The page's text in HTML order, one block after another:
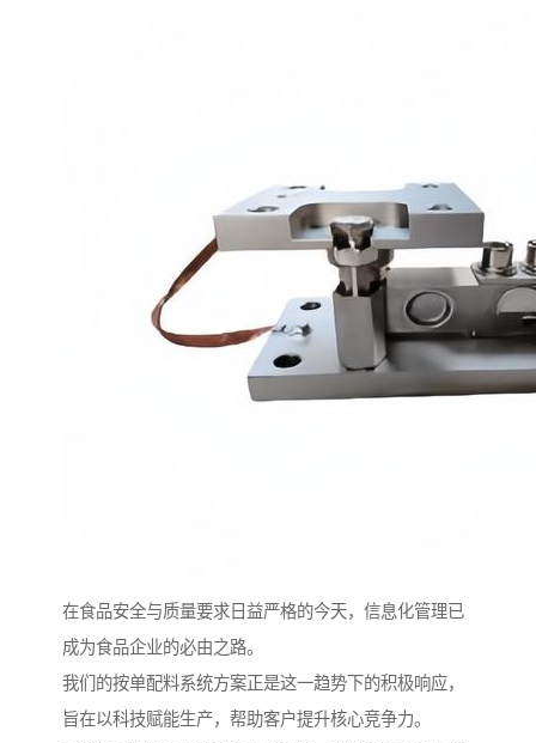
在食品安全与质量要求日益严格的今天，信息化管理已
成为食品企业的必由之路。
我们的按单配料系统方案正是这一趋势下的积极响应，
旨在以科技赋能生产，帮助客户提升核心竞争力。